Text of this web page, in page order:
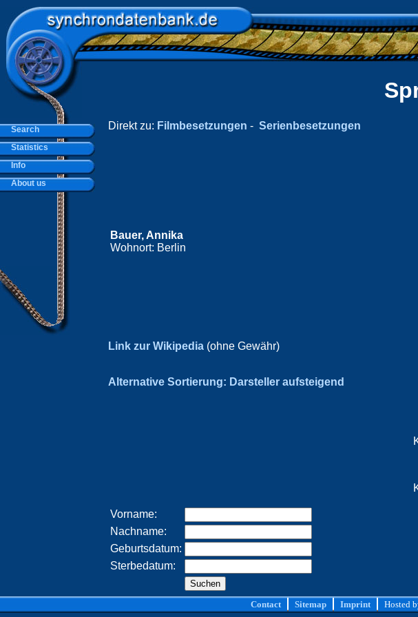
Direkt zu: Filmbesetzungen - Serienbesetzungen
Bauer, Annika
Wohnort: Berlin
Link zur Wikipedia (ohne Gewähr)
Alternative Sortierung: Darsteller aufsteigend
Vorname:
Nachname:
Geburtsdatum:
Sterbedatum:
Contact Sitemap Imprint Hosted
Search
Statistics
Info
About us